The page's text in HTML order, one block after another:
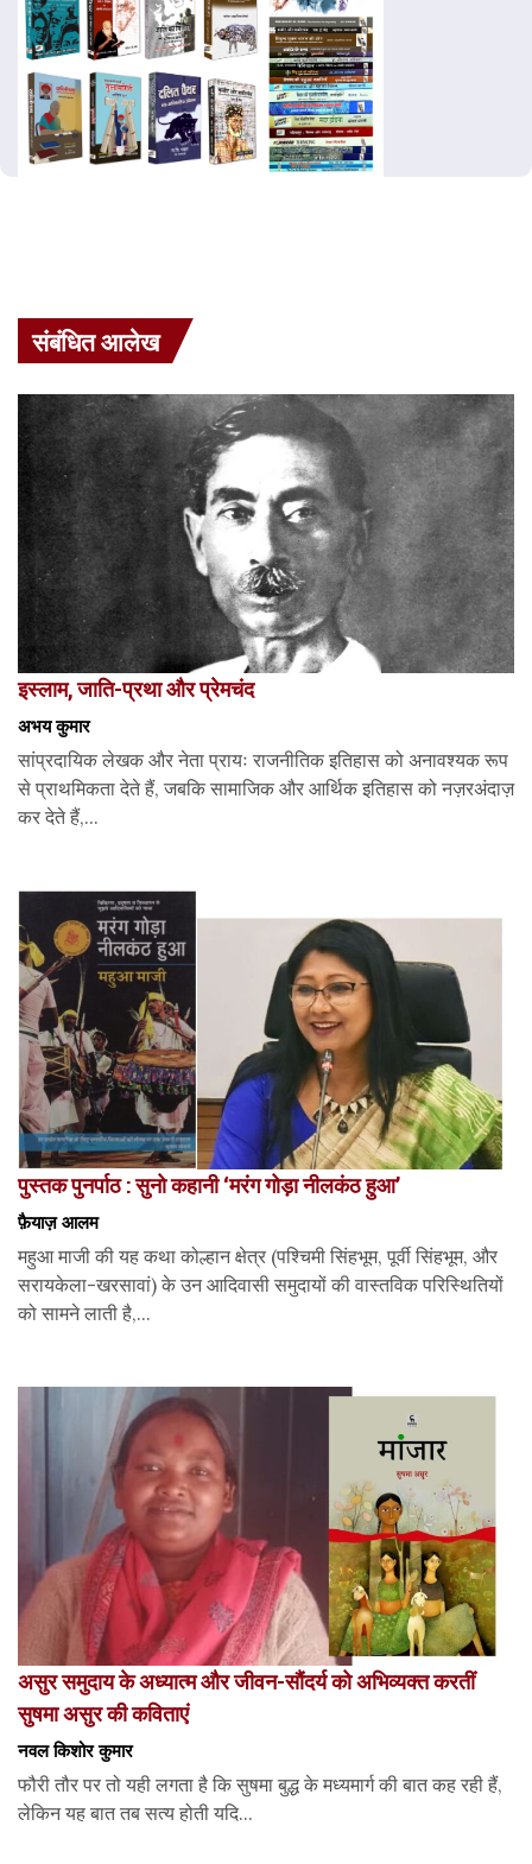
संबंधित आलेख
इस्लाम, जाति-प्रथा और प्रेमचंद
अभय कुमार
सांप्रदायिक लेखक और नेता प्रायः राजनीतिक इतिहास को अनावश्यक रूप
से प्राथमिकता देते हैं, जबकि सामाजिक और आर्थिक इतिहास को नज़रअंदाज़
कर देते हैं,...
पुस्तक पुनर्पाठ : सुनो कहानी ‘मरंग गोड़ा नीलकंठ हुआ’
फ़ैयाज़ आलम
महुआ माजी की यह कथा कोल्हान क्षेत्र (पश्चिमी सिंहभूम, पूर्वी सिंहभूम, और
सरायकेला-खरसावां) के उन आदिवासी समुदायों की वास्तविक परिस्थितियों
को सामने लाती है,...
असुर समुदाय के अध्यात्म और जीवन-सौंदर्य को अभिव्यक्त करतीं
सुषमा असुर की कविताएं
नवल किशोर कुमार
फौरी तौर पर तो यही लगता है कि सुषमा बुद्ध के मध्यमार्ग की बात कह रही हैं,
लेकिन यह बात तब सत्य होती यदि...